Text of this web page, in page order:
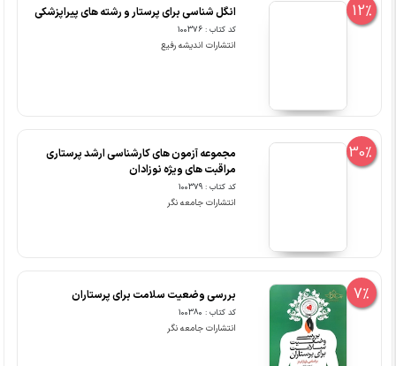
12% انگل شناسی برای پرستار و رشته های پیراپزشکی
کد کتاب : 100376
انتشارات اندیشه رفیع
30%
مجموعه آزمون های کارشناسی ارشد پرستاری
مراقبت های ویژه نوزادان
کد کتاب : 100379
انتشارات جامعه نگر
7% بررسی وضعیت سلامت برای پرستاران
کد کتاب : 100380
انتشارات جامعه نگر